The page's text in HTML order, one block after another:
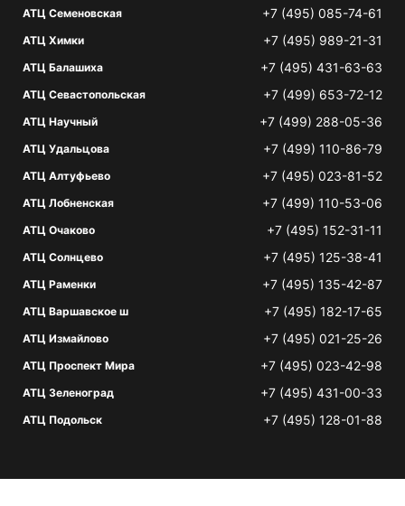
АТЦ Семеновская +7 (495) 085-74-61
АТЦ Химки +7 (495) 989-21-31
АТЦ Балашиха +7 (495) 431-63-63
АТЦ Севастопольская +7 (499) 653-72-12
АТЦ Научный +7 (499) 288-05-36
АТЦ Удальцова +7 (499) 110-86-79
АТЦ Алтуфьево +7 (495) 023-81-52
АТЦ Лобненская +7 (499) 110-53-06
АТЦ Очаково +7 (495) 152-31-11
АТЦ Солнцево +7 (495) 125-38-41
АТЦ Раменки +7 (495) 135-42-87
АТЦ Варшавское ш +7 (495) 182-17-65
АТЦ Измайлово +7 (495) 021-25-26
АТЦ Проспект Мира +7 (495) 023-42-98
АТЦ Зеленоград +7 (495) 431-00-33
АТЦ Подольск +7 (495) 128-01-88